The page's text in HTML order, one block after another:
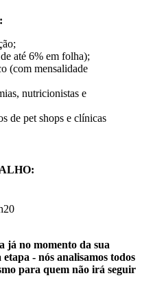
até 6% em folha);
(com mensalidade
nutricionistas e
de pet shops e clínicas
já no momento da sua
- nós analisamos todos
para quem não irá seguir